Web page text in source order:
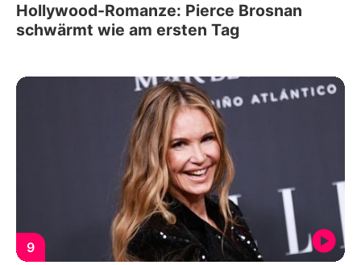
Hollywood-Romanze: Pierce Brosnan
schwärmt wie am ersten Tag
9